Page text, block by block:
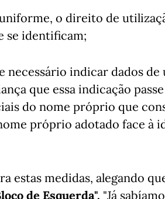
o direito de
se identificam;
necessário indicar dados
que essa indicação
do nome próprio que
próprio adotado face à
estas medidas, alegando
de Esquerda". "Já